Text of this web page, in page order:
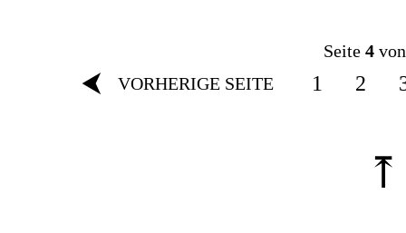
Seite 4
⮜ VORHERIGE SEITE 1 2
⤒